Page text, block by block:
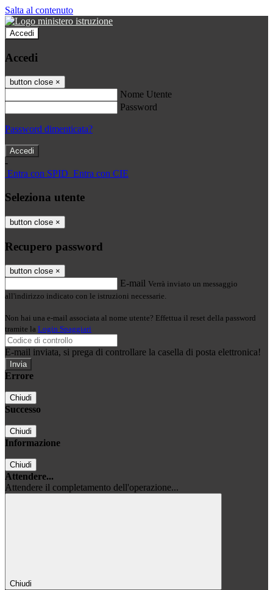
Salta al contenuto
Accedi
Accedi
button close ×
Nome Utente
Password
Password dimenticata?
-
Entra con SPID Entra con CIE
Seleziona utente
button close ×
Recupero password
button close ×
E-mail Verrà inviato un messaggio
all'indirizzo indicato con le istruzioni necessarie.
Non hai una e-mail associata al nome utente? Effettua il reset della password
tramite la Login Spaggiari
E-mail inviata, si prega di controllare la casella di posta elettronica!
Errore
Chiudi
Successo
Chiudi
Informazione
Chiudi
Attendere...
Attendere il completamento dell'operazione...
Chiudi